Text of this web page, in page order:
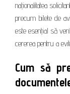
naționalitatea
precum bilete de
este esențial să
cererea pentru a
Cum să